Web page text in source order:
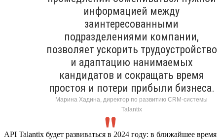
информацией между
заинтересованными
подразделениями компании,
позволяет ускорить трудоустройство
и адаптацию нанимаемых
кандидатов и сокращать время
простоя и потери прибыли бизнеса.
Марина Хадина, директор по развитию CRM-системы
Talantix
API Talantix будет развиваться в 2024 году: в ближайшее время